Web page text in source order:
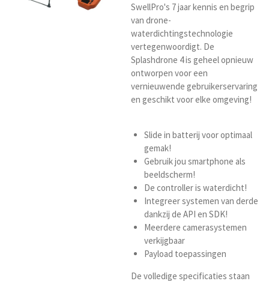
SwellPro's 7 jaar kennis en begrip
van drone-
waterdichtingstechnologie
vertegenwoordigt. De
Splashdrone 4 is geheel opnieuw
ontworpen voor een
vernieuwende gebruikerservaring
en geschikt voor elke omgeving!
Slide in batterij voor optimaal
gemak!
Gebruik jou smartphone als
beeldscherm!
De controller is waterdicht!
Integreer systemen van derde
dankzij de API en SDK!
Meerdere camerasystemen
verkijgbaar
Payload toepassingen
De volledige specificaties staan